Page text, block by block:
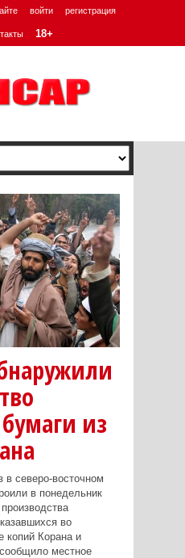
войти регистрация
18+
из
северо-восточном
в понедельник
во
копий Корана и
местное